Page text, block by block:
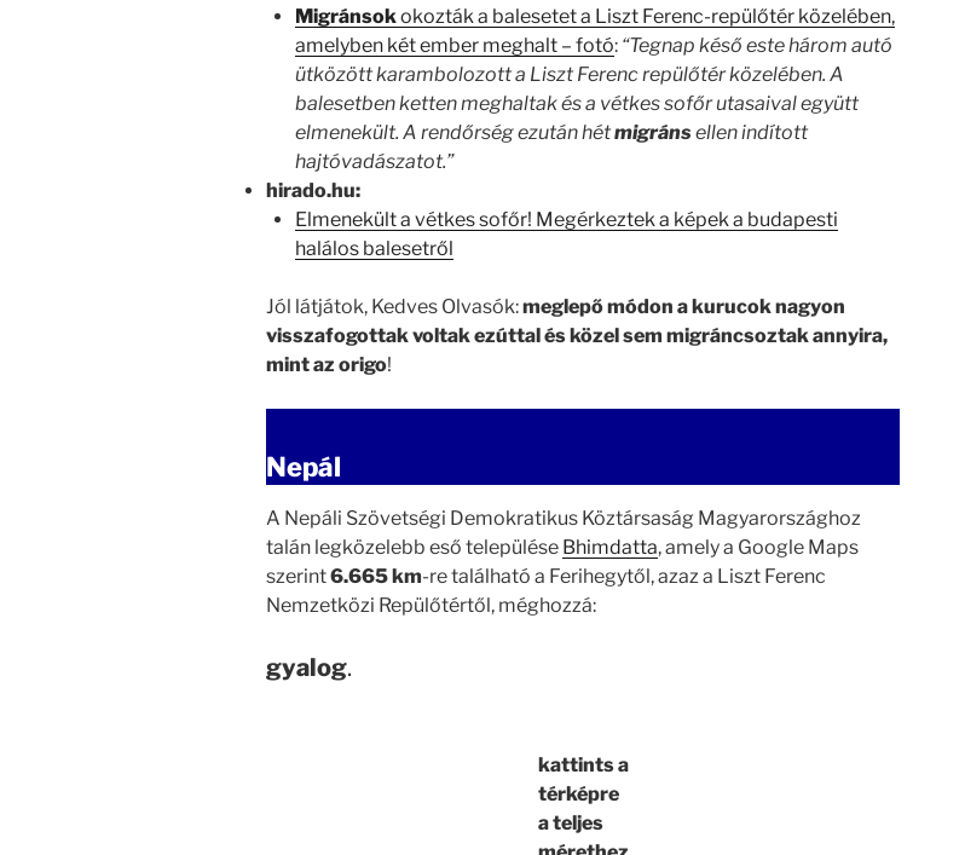
Migránsok okozták a balesetet a Liszt Ferenc-repülőtér közelében,
amelyben két ember meghalt – fotó: “Tegnap késő este három autó
ütközött karambolozott a Liszt Ferenc repülőtér közelében. A
balesetben ketten meghaltak és a vétkes sofőr utasaival együtt
elmenekült. A rendőrség ezután hétmigráns ellen indított
hajtóvadászatot.”
hirado.hu:
Elmenekült a vétkes sofőr! Megérkeztek a képek a budapesti
halálos balesetről
Jól látjátok, Kedves Olvasók:meglepő módon a kurucok nagyon
visszafogottak voltak ezúttal és közel sem migráncsoztak annyira,
mint az origo!
Nepál
A Nepáli Szövetségi Demokratikus Köztársaság Magyarországhoz
talán legközelebb eső települése Bhimdatta, amely a Google Maps
szerint6.665 km-re található a Ferihegytől, azaz a Liszt Ferenc
Nemzetközi Repülőtértől, méghozzá:
gyalog.
kattints a
térképre
a teljes